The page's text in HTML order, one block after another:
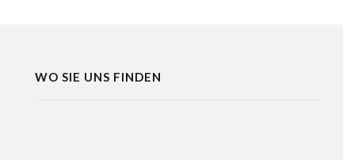
WO SIE UNS FINDEN